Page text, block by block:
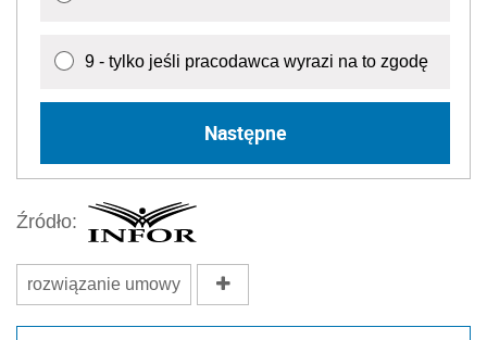
9 - tylko jeśli pracodawca wyrazi na to zgodę
Następne
Źródło:
rozwiązanie umowy